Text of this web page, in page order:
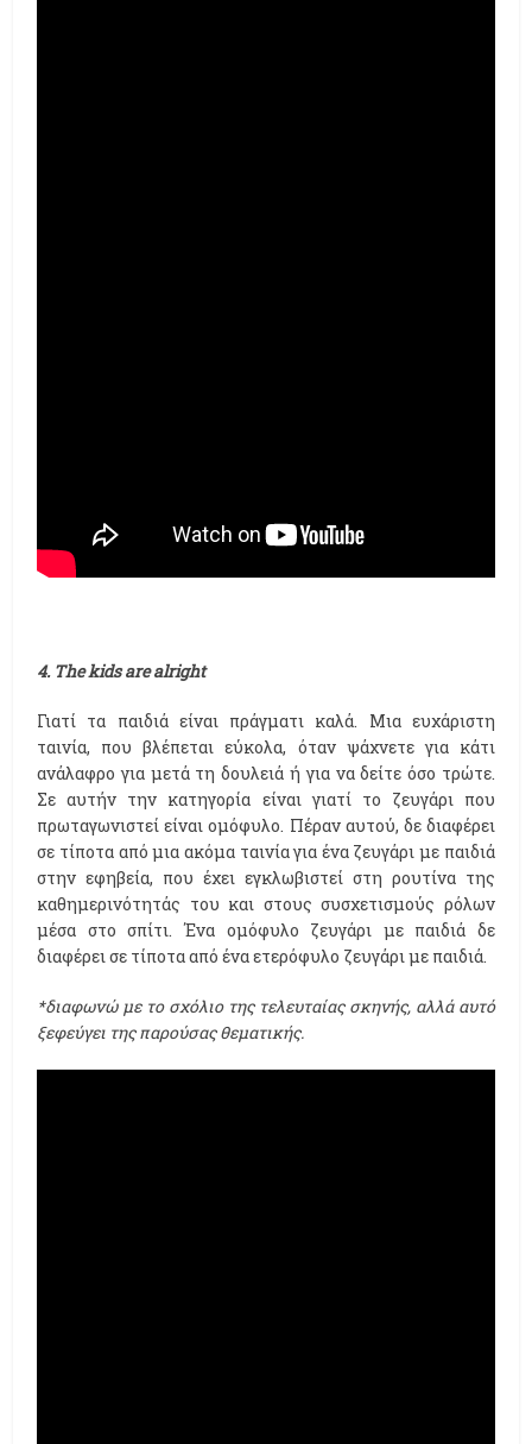
4. The kids are alright
Γιατί τα παιδιά είναι πράγματι καλά. Μια ευχάριστη
ταινία, που βλέπεται εύκολα, όταν ψάχνετε για κάτι
ανάλαφρο για μετά τη δουλειά ή για να δείτε όσο τρώτε.
Σε αυτήν την κατηγορία είναι γιατί το ζευγάρι που
πρωταγωνιστεί είναι ομόφυλο. Πέραν αυτού, δε διαφέρει
σε τίποτα από μια ακόμα ταινία για ένα ζευγάρι με παιδιά
στην εφηβεία, που έχει εγκλωβιστεί στη ρουτίνα της
καθημερινότητάς του και στους συσχετισμούς ρόλων
μέσα στο σπίτι. Ένα ομόφυλο ζευγάρι με παιδιά δε
διαφέρει σε τίποτα από ένα ετερόφυλο ζευγάρι με παιδιά.
*διαφωνώ με το σχόλιο της τελευταίας σκηνής, αλλά αυτό
ξεφεύγει της παρούσας θεματικής.